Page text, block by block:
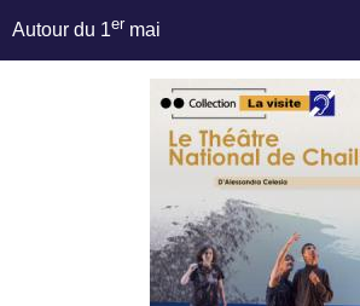
Autour du 1er mai